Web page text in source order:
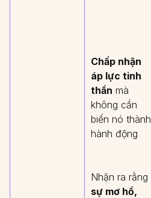
Chấp nhận
áp lực tinh
thần mà
không cần
biến nó thành
hành động
Nhận ra rằng
sự mơ hồ,